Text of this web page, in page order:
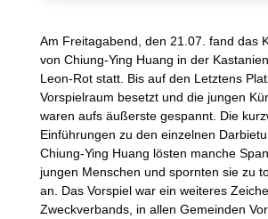
Am Freitagabend, den 21.07. fand das
von Chiung-Ying Huang in der
Leon-Rot statt. Bis auf den Letztens
Vorspielraum besetzt und die jungen
waren aufs äußerste gespannt. Die
Einführungen zu den einzelnen
Chiung-Ying Huang lösten manche
jungen Menschen und spornten sie zu
an. Das Vorspiel war ein weiteres
Zweckverbands, in allen Gemeinden